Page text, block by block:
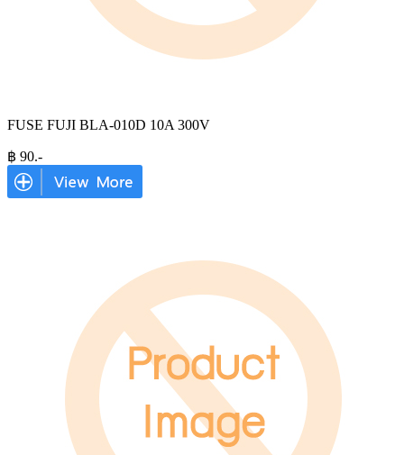
FUSE FUJI BLA-010D 10A 300V
฿ 90.-